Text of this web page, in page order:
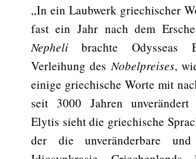
„In ein Laubwerk griechischer
fast ein Jahr nach dem
Nephelibrachte Odysseas
Verleihung desNobelpreises,
einige griechische Worte mit
seit 3000 Jahren unverändert
Elytis sieht die griechische
der die unveränderbare und